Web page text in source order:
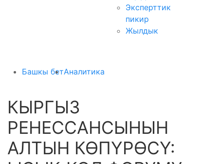
Эксперттик
пикир
Жылдык
Башкы бетАналитика
КЫРГЫЗ
РЕНЕССАНСЫНЫН
АЛТЫН КӨПҮРӨСҮ: